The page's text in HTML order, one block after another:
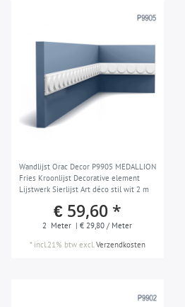
Wandlijst Orac Decor P9905 MEDALLION
Fries Kroonlijst Decorative element
Lijstwerk Sierlijst Art déco stil wit 2 m
€ 59,60 *
2 Meter | € 29,80 / Meter
* incl.21% btwexcl.Verzendkosten